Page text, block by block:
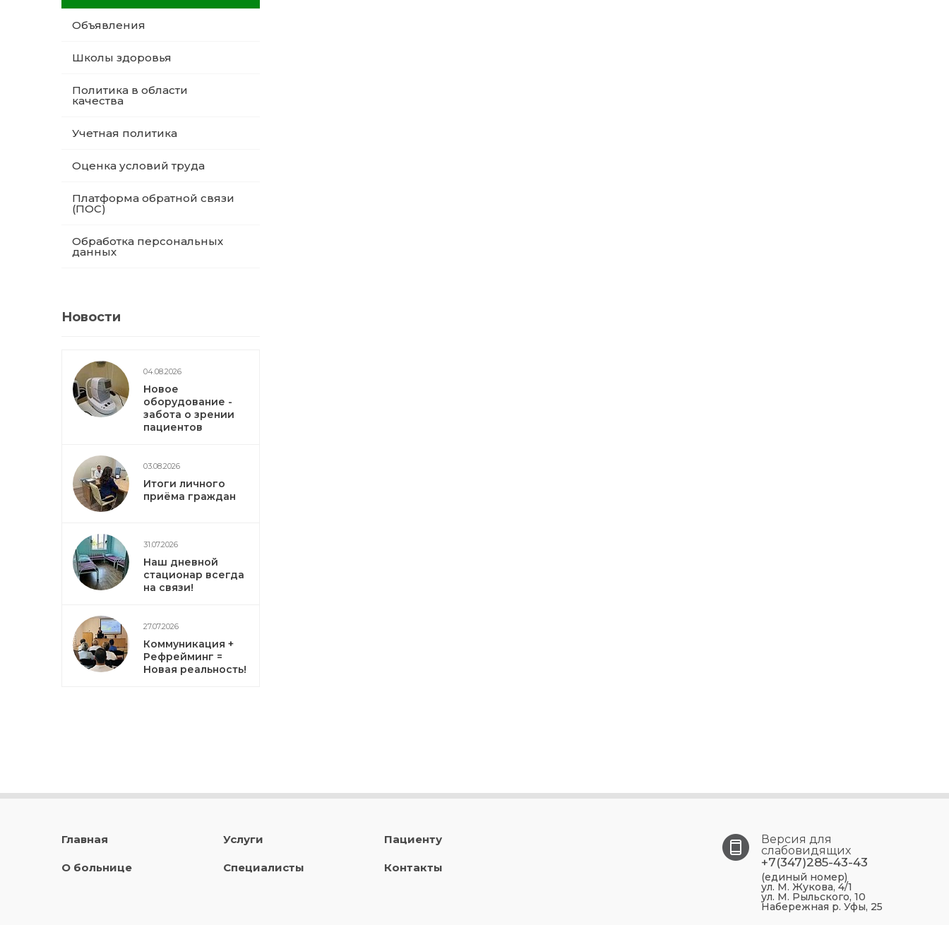
Объявления
Школы здоровья
Политика в области
качества
Учетная политика
Оценка условий труда
Платформа обратной связи
(ПОС)
Обработка персональных
данных
Новости
04.08.2026
Новое
оборудование -
забота о зрении
пациентов
03.08.2026
Итоги личного
приёма граждан
31.07.2026
Наш дневной
стационар всегда
на связи!
27.07.2026
Коммуникация +
Рефрейминг =
Новая реальность!
Главная
О больнице
Услуги
Специалисты
Пациенту
Контакты
Версия для
слабовидящих
+7(347)285-43-43
(единый номер)
ул. М. Жукова, 4/1
ул. М. Рыльского, 10
Набережная р. Уфы, 25